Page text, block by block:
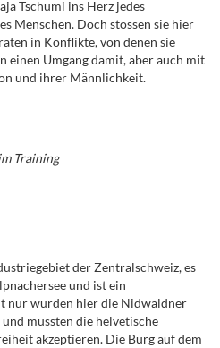
Tschumi ins Herz jedes
Menschen. Doch stossen sie hier
in Konflikte, von denen sie
einen Umgang damit, aber auch mit
und ihrer Männlichkeit.
Training
der Zentralschweiz, es
und ist ein
nur wurden hier die Nidwaldner
mussten die helvetische
akzeptieren. Die Burg auf dem